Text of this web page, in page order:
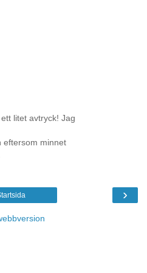
litet avtryck! Jag
eftersom minnet
›